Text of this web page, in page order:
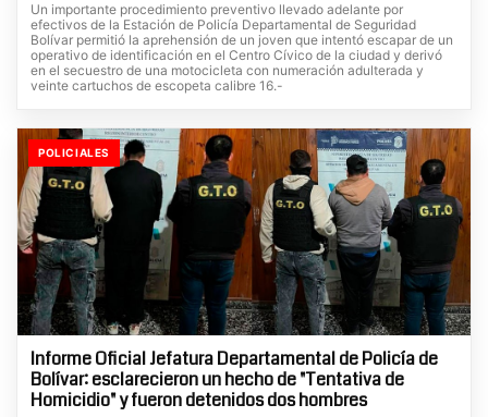
Un importante procedimiento preventivo llevado adelante por
efectivos de la Estación de Policía Departamental de Seguridad
Bolívar permitió la aprehensión de un joven que intentó escapar de un
operativo de identificación en el Centro Cívico de la ciudad y derivó
en el secuestro de una motocicleta con numeración adulterada y
veinte cartuchos de escopeta calibre 16.-
POLICIALES
Informe Oficial Jefatura Departamental de Policía de
Bolívar: esclarecieron un hecho de "Tentativa de
Homicidio" y fueron detenidos dos hombres